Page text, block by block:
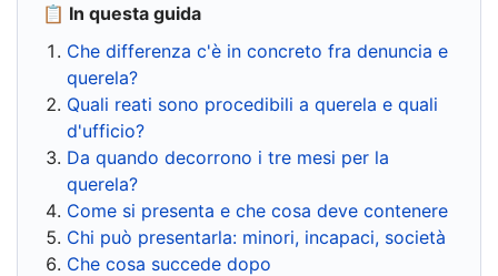
📋 In questa guida
Che differenza c'è in concreto fra denuncia e
querela?
Quali reati sono procedibili a querela e quali
d'ufficio?
Da quando decorrono i tre mesi per la
querela?
Come si presenta e che cosa deve contenere
Chi può presentarla: minori, incapaci, società
Che cosa succede dopo